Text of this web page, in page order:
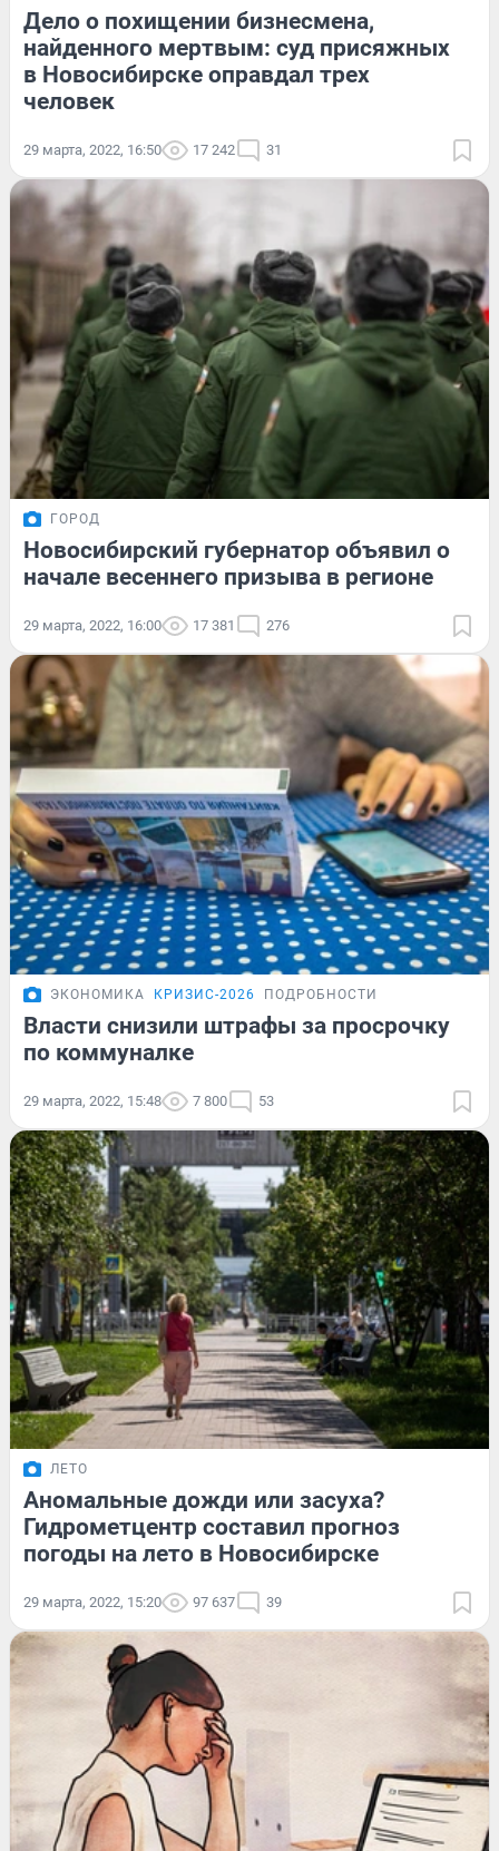
Дело о похищении бизнесмена,
найденного мертвым: суд присяжных
в Новосибирске оправдал трех
человек
29 марта, 2022, 16:50 17 242 31
ГОРОД
Новосибирский губернатор объявил о
начале весеннего призыва в регионе
29 марта, 2022, 16:00 17 381 276
ЭКОНОМИКА КРИЗИС-2026 ПОДРОБНОСТИ
Власти снизили штрафы за просрочку
по коммуналке
29 марта, 2022, 15:48 7 800 53
ЛЕТО
Аномальные дожди или засуха?
Гидрометцентр составил прогноз
погоды на лето в Новосибирске
29 марта, 2022, 15:20 97 637 39